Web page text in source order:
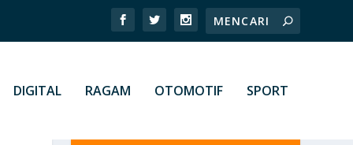
DIGITAL RAGAM OTOMOTIF SPORT